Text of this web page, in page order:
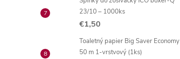
23/10 – 1000ks
€1,50
Toaletný papier Big Saver Economy
50 m 1-vrstvový (1ks)